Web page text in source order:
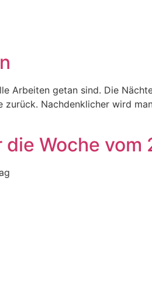
Arbeiten getan sind. Die
zurück. Nachdenklicher wird
Woche vom